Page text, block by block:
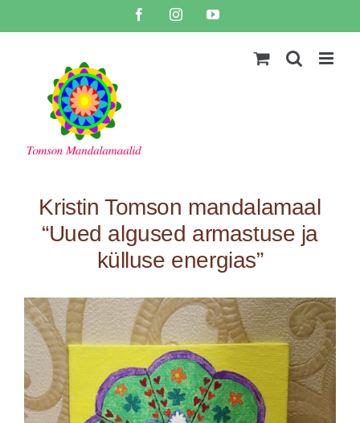
to
FacebookInstagramYouTube
Kristin Tomson mandalamaal
“Uued algused armastuse ja
külluse energias”